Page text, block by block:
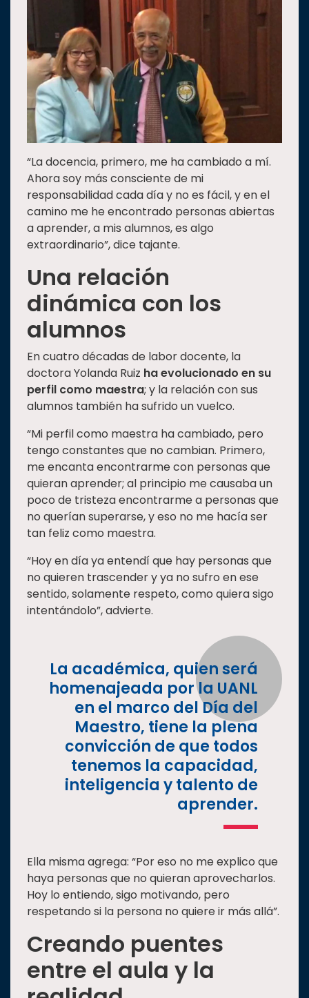
“La docencia, primero, me ha cambiado a mí.
Ahora soy más consciente de mi
responsabilidad cada día y no es fácil, y en el
camino me he encontrado personas abiertas
a aprender, a mis alumnos, es algo
extraordinario”, dice tajante.
Una relación
dinámica con los
alumnos
En cuatro décadas de labor docente, la
doctora Yolanda Ruiz ha evolucionado en su
perfil como maestra; y la relación con sus
alumnos también ha sufrido un vuelco.
“Mi perfil como maestra ha cambiado, pero
tengo constantes que no cambian. Primero,
me encanta encontrarme con personas que
quieran aprender; al principio me causaba un
poco de tristeza encontrarme a personas que
no querían superarse, y eso no me hacía ser
tan feliz como maestra.
“Hoy en día ya entendí que hay personas que
no quieren trascender y ya no sufro en ese
sentido, solamente respeto, como quiera sigo
intentándolo”, advierte.
La académica, quien será
homenajeada por la UANL
en el marco del Día del
Maestro, tiene la plena
convicción de que todos
tenemos la capacidad,
inteligencia y talento de
aprender.
Ella misma agrega: “Por eso no me explico que
haya personas que no quieran aprovecharlos.
Hoy lo entiendo, sigo motivando, pero
respetando si la persona no quiere ir más allá”.
Creando puentes
entre el aula y la